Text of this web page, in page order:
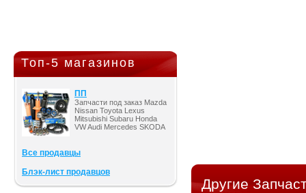
Топ-5 магазинов
ПП
Запчасти под заказ Mazda
Nissan Toyota Lexus
Mitsubishi Subaru Honda
VW Audi Mercedes SKODA
Все продавцы
Блэк-лист продавцов
Другие